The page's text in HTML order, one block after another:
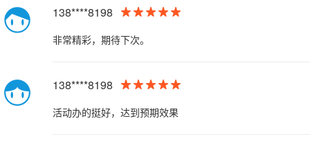
138****8198
非常精彩，期待下次。
138****8198
活动办的挺好，达到预期效果